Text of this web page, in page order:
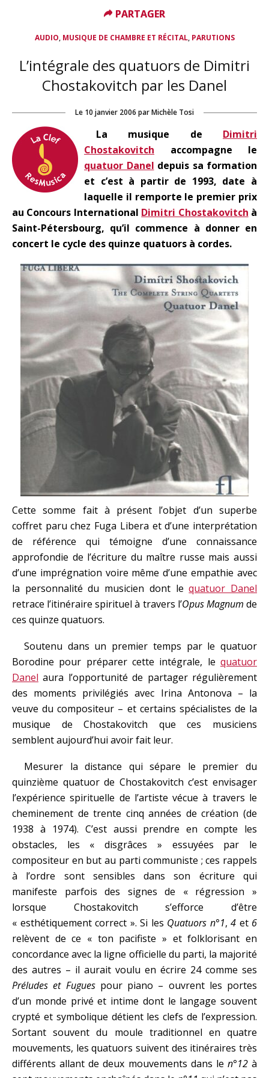
AUDIO, MUSIQUE DE CHAMBRE ET RÉCITAL, PARUTIONS
L’intégrale des quatuors de Dimitri
Chostakovitch par les Danel
Le 10 janvier 2006 parMichèle Tosi
La musique de Dimitri
Chostakovitch accompagne le
quatuor Danel depuis sa formation
et c’est à partir de 1993, date à
laquelle il remporte le premier prix
au Concours International Dimitri Chostakovitch à
Saint-Pétersbourg, qu’il commence à donner en
concert le cycle des quinze quatuors à cordes.
Cette somme fait à présent l’objet d’un superbe
coffret paru chez Fuga Libera et d’une interprétation
de référence qui témoigne d’une connaissance
approfondie de l’écriture du maître russe mais aussi
d’une imprégnation voire même d’une empathie avec
la personnalité du musicien dont lequatuor Danel
retrace l’itinéraire spirituel à travers l’Opus Magnum de
ces quinze quatuors.
Soutenu dans un premier temps par le quatuor
Borodine pour préparer cette intégrale, le quatuor
Danel aura l’opportunité de partager régulièrement
des moments privilégiés avec Irina Antonova – la
veuve du compositeur – et certains spécialistes de la
musique de Chostakovitch que ces musiciens
semblent aujourd’hui avoir fait leur.
Mesurer la distance qui sépare le premier du
quinzième quatuor de Chostakovitch c’est envisager
l’expérience spirituelle de l’artiste vécue à travers le
cheminement de trente cinq années de création (de
1938 à 1974). C’est aussi prendre en compte les
obstacles, les « disgrâces » essuyées par le
compositeur en but au parti communiste ; ces rappels
à l’ordre sont sensibles dans son écriture qui
manifeste parfois des signes de « régression »
lorsque Chostakovitch s’efforce d’être
« esthétiquement correct ». Si les Quatuors n°1, 4 et 6
relèvent de ce « ton pacifiste » et folklorisant en
concordance avec la ligne officielle du parti, la majorité
des autres – il aurait voulu en écrire 24 comme ses
Préludes et Fuguespour piano – ouvrent les portes
d’un monde privé et intime dont le langage souvent
crypté et symbolique détient les clefs de l’expression.
Sortant souvent du moule traditionnel en quatre
mouvements, les quatuors suivent des itinéraires très
différents allant de deux mouvements dans le n°12à
PARTAGER
PARTAGER